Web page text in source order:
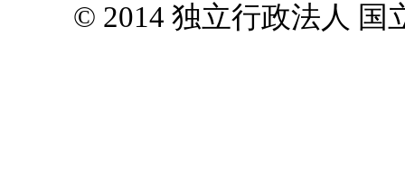
© 2014 独立行政法人 国